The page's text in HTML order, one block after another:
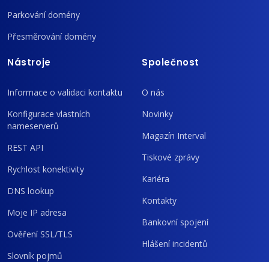
Parkování domény
Přesměrování domény
Nástroje
Informace o validaci kontaktu
Konfigurace vlastních
nameserverů
REST API
Rychlost konektivity
DNS lookup
Moje IP adresa
Ověření SSL/TLS
Slovník pojmů
Společnost
O nás
Novinky
Magazín Interval
Tiskové zprávy
Kariéra
Kontakty
Bankovní spojení
Hlášení incidentů